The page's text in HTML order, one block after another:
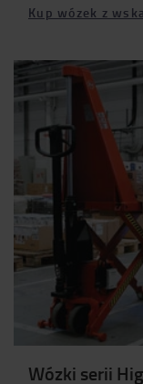
Kup wózek z
Wózki serii